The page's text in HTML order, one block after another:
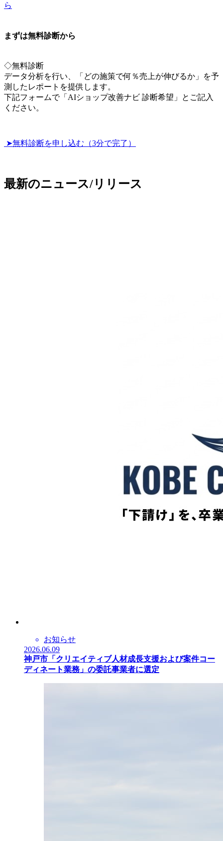
ら
まずは無料診断から
◇無料診断
データ分析を行い、「どの施策で何％売上が伸びるか」を予
測したレポートを提供します。
下記フォームで「AIショップ改善ナビ 診断希望」とご記入
ください。
➤無料診断を申し込む（3分で完了）
最新のニュース/リリース
お知らせ
2026.06.09
神戸市「クリエイティブ人材成長支援および案件コー
ディネート業務」の委託事業者に選定